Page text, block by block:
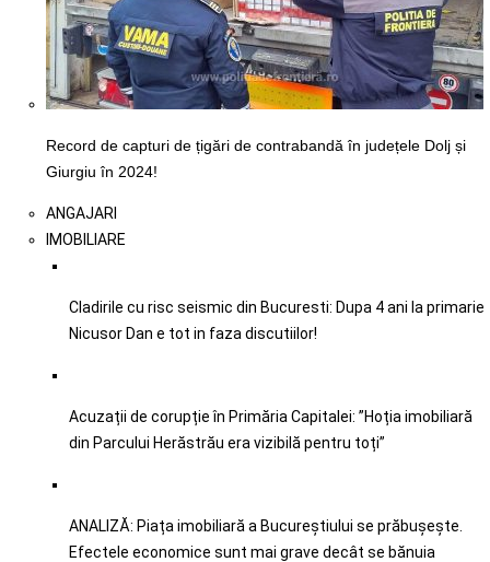
Record de capturi de țigări de contrabandă în județele Dolj și
Giurgiu în 2024!
ANGAJARI
IMOBILIARE
Cladirile cu risc seismic din Bucuresti: Dupa 4 ani la primarie
Nicusor Dan e tot in faza discutiilor!
Acuzații de corupție în Primăria Capitalei: ”Hoția imobiliară
din Parcului Herăstrău era vizibilă pentru toți”
ANALIZĂ: Piața imobiliară a Bucureștiului se prăbușește.
Efectele economice sunt mai grave decât se bănuia